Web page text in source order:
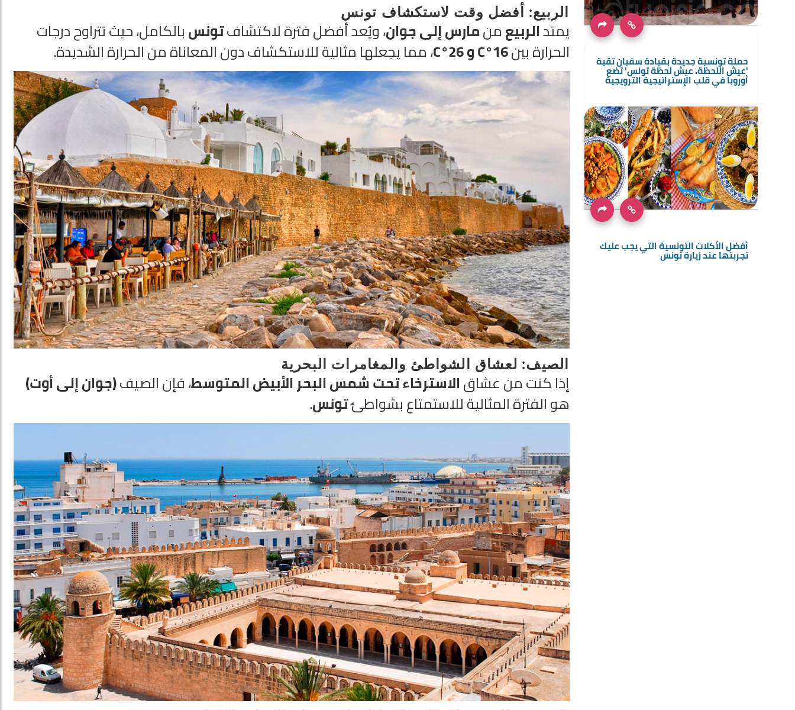
الربيع: أفضل وقت لاستكشاف تونس
يمتدالربيعمنمارس إلى جوان، ويُعد أفضل فترة لاكتشافتونسبالكامل، حيث تتراوح درجات
الحرارة بين16°C و 26°C ، مما يجعلها مثالية للاستكشاف دون المعاناة من الحرارة الشديدة.
الصيف: لعشاق الشواطئ والمغامرات البحرية
إذا كنت من عشاقالاسترخاء تحت شمس البحر الأبيض المتوسط، فإن الصيف(جوان إلى أوت)
هو الفترة المثالية للاستمتاع بشواطئتونس.
حملة تونسية جديدة بقيادة سفيان تقية
'عيش اللحظة. عيش لحظة تونس' تضع
أوروبا في قلب الإستراتيجية الترويجية
أفضل الأكلات التونسية التي يجب عليك
تجربتها عند زيارة تونس